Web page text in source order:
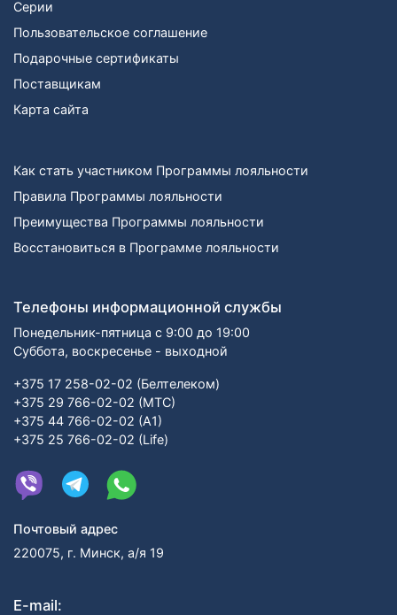
Серии
Пользовательское соглашение
Подарочные сертификаты
Поставщикам
Карта сайта
Как стать участником Программы лояльности
Правила Программы лояльности
Преимущества Программы лояльности
Восстановиться в Программе лояльности
Телефоны информационной службы
Понедельник-пятница с 9:00 до 19:00
Суббота, воскресенье - выходной
+375 17 258-02-02 (Белтелеком)
+375 29 766-02-02 (МТС)
+375 44 766-02-02 (А1)
+375 25 766-02-02 (Life)
Почтовый адрес
220075, г. Минск, а/я 19
E-mail: